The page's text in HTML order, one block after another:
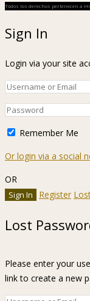
Todos los derechos pertenecen a
Sign In
Login via your site
Remember Me
Or login via a social
OR
Register
Lost
Please enter your
link to create a new